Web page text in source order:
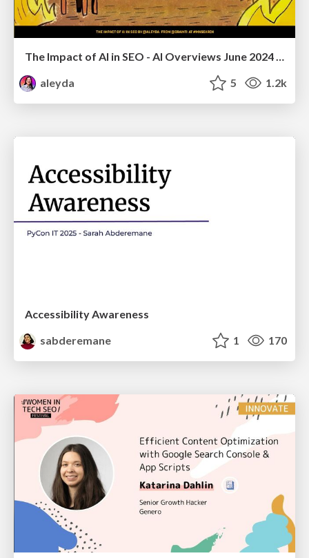
The Impact of AI in SEO - AI Overviews June 2024 Edition
aleyda
5 1.2k
Accessibility Awareness
sabderemane
1 170